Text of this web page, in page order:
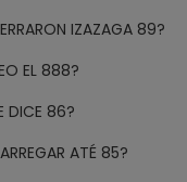
IZAZAGA 89?
EL 888?
DICE 86?
ATÉ 85?